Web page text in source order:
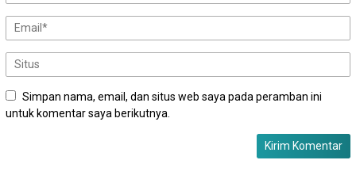
Simpan nama, email, dan situs web saya pada peramban ini
untuk komentar saya berikutnya.